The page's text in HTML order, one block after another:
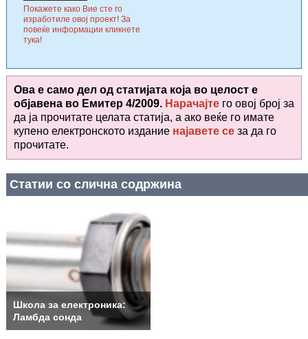
Покажете како Вие сте го
изработиле овој проект! За
повеќе информации кликнете
тука!
Ова е само дел од статијата која во целост е
објавена во Емитер 4/2009. Нарачајте го овој број за
да ја прочитате целата статија, а ако веќе го имате
купено електронското издание најавете се за да го
прочитате.
Статии со слична содржина
Школа за електроника:
Ламбда сонда